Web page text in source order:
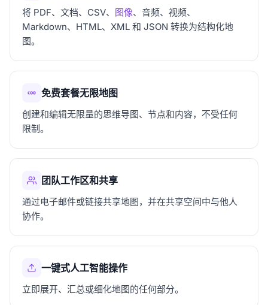
将 PDF、文档、CSV、 图像、音频、视频、
Markdown、HTML、XML 和 JSON 转换为结构化地
图。
免费套餐无限地图
创建和编辑无限量的思维导图、节点和内容，不受任何
限制。
团队工作区和共享
通过电子邮件或链接共享地图，并在共享空间中与他人
协作。
一键式人工智能操作
立即展开、汇总或细化地图的任何部分。